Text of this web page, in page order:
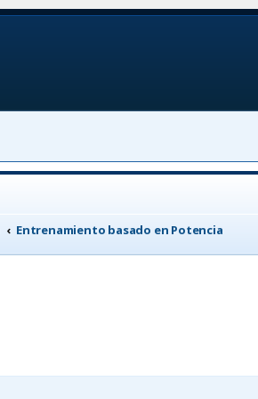
Entrenamiento basado en Potencia